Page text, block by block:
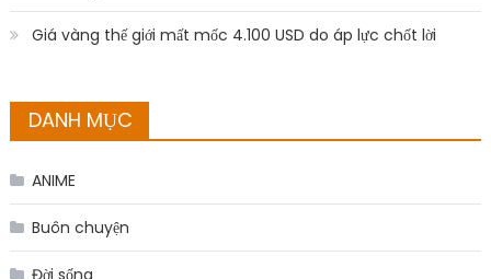
Giá vàng thế giới mất mốc 4.100 USD do áp lực chốt lời
DANH MỤC
ANIME
Buôn chuyện
Đời sống